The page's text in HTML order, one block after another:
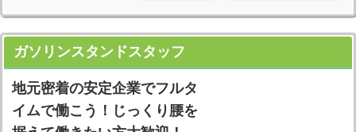
ガソリンスタンドスタッフ
地元密着の安定企業でフルタ
イムで働こう！じっくり腰を